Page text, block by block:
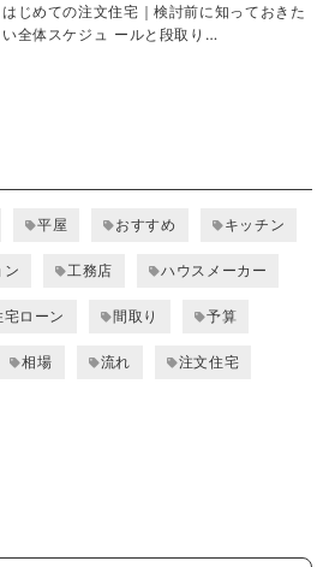
はじめての注文住宅｜検討前に知っておきた
い全体スケジュ ールと段取り…
平屋 おすすめ キッチン
ン 工務店 ハウスメーカー
宅ローン 間取り 予算
相場 流れ 注文住宅